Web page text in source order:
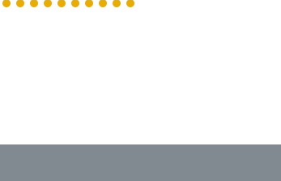
2 3 4 5 6 7 8 9 1011